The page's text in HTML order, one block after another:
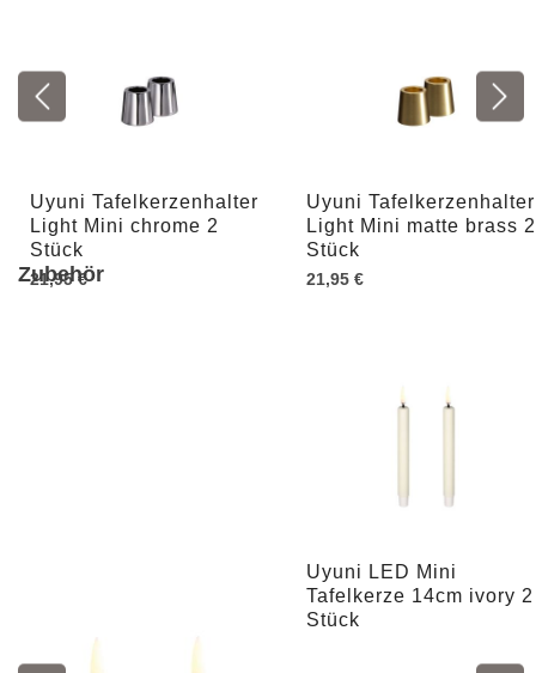
Uyuni Tafelkerzenhalter
Light Mini chrome 2
Stück
21,95 €
Uyuni Tafelkerzenhalter
Light Mini matte brass 2
Stück
21,95 €
Zubehör
Uyuni LED Mini
Tafelkerze 14cm ivory 2
Stück